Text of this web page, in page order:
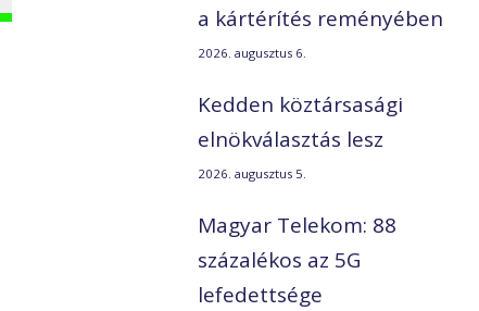
a kártérítés reményében
2026. augusztus 6.
Kedden köztársasági
elnökválasztás lesz
2026. augusztus 5.
Magyar Telekom: 88
százalékos az 5G
lefedettsége